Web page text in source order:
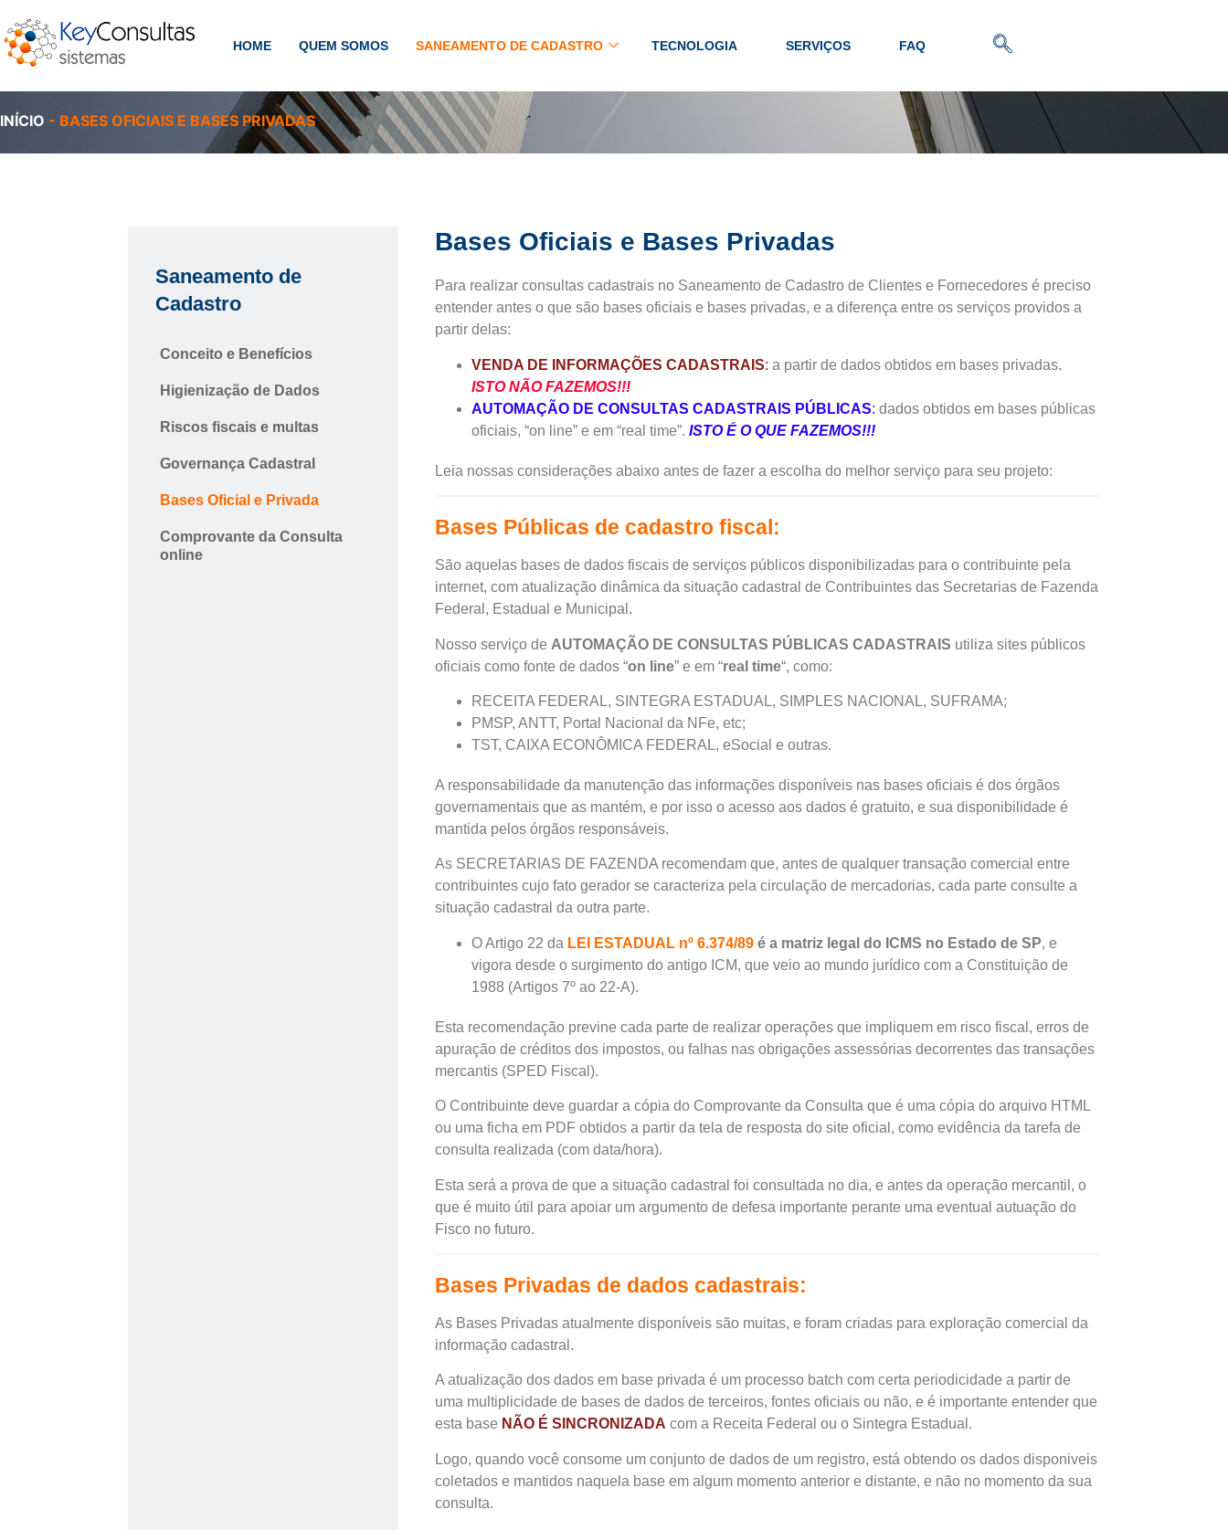
HOME QUEM SOMOS SANEAMENTO DE CADASTRO TECNOLOGIA SERVIÇOS FAQ
INÍCIO - BASES OFICIAIS E BASES PRIVADAS
Saneamento de
Cadastro
Conceito e Benefícios
Higienização de Dados
Riscos fiscais e multas
Governança Cadastral
Bases Oficial e Privada
Comprovante da Consulta
online
Bases Oficiais e Bases Privadas
Para realizar consultas cadastrais no Saneamento de Cadastro de Clientes e Fornecedores é preciso
entender antes o que são bases oficiais e bases privadas, e a diferença entre os serviços providos a
partir delas:
VENDA DE INFORMAÇÕES CADASTRAIS: a partir de dados obtidos em bases privadas.
ISTO NÃO FAZEMOS!!!
AUTOMAÇÃO DE CONSULTAS CADASTRAIS PÚBLICAS: dados obtidos em bases públicas
oficiais, “on line” e em “real time”.ISTO É O QUE FAZEMOS!!!
Leia nossas considerações abaixo antes de fazer a escolha do melhor serviço para seu projeto:
Bases Públicas de cadastro fiscal:
São aquelas bases de dados fiscais de serviços públicos disponibilizadas para o contribuinte pela
internet, com atualização dinâmica da situação cadastral de Contribuintes das Secretarias de Fazenda
Federal, Estadual e Municipal.
Nosso serviço de AUTOMAÇÃO DE CONSULTAS PÚBLICAS CADASTRAIS utiliza sites públicos
oficiais como fonte de dados “on line” e em “real time“, como:
RECEITA FEDERAL, SINTEGRA ESTADUAL, SIMPLES NACIONAL, SUFRAMA;
PMSP, ANTT, Portal Nacional da NFe, etc;
TST, CAIXA ECONÔMICA FEDERAL, eSocial e outras.
A responsabilidade da manutenção das informações disponíveis nas bases oficiais é dos órgãos
governamentais que as mantém, e por isso o acesso aos dados é gratuito, e sua disponibilidade é
mantida pelos órgãos responsáveis.
As SECRETARIAS DE FAZENDA recomendam que, antes de qualquer transação comercial entre
contribuintes cujo fato gerador se caracteriza pela circulação de mercadorias, cada parte consulte a
situação cadastral da outra parte.
O Artigo 22 da LEI ESTADUAL nº 6.374/89é a matriz legal do ICMS no Estado de SP, e
vigora desde o surgimento do antigo ICM, que veio ao mundo jurídico com a Constituição de
1988 (Artigos 7º ao 22-A).
Esta recomendação previne cada parte de realizar operações que impliquem em risco fiscal, erros de
apuração de créditos dos impostos, ou falhas nas obrigações assessórias decorrentes das transações
mercantis (SPED Fiscal).
O Contribuinte deve guardar a cópia do Comprovante da Consulta que é uma cópia do arquivo HTML
ou uma ficha em PDF obtidos a partir da tela de resposta do site oficial, como evidência da tarefa de
consulta realizada (com data/hora).
Esta será a prova de que a situação cadastral foi consultada no dia, e antes da operação mercantil, o
que é muito útil para apoiar um argumento de defesa importante perante uma eventual autuação do
Fisco no futuro.
Bases Privadas de dados cadastrais:
As Bases Privadas atualmente disponíveis são muitas, e foram criadas para exploração comercial da
informação cadastral.
A atualização dos dados em base privada é um processo batch com certa periodicidade a partir de
uma multiplicidade de bases de dados de terceiros, fontes oficiais ou não, e é importante entender que
esta base NÃO É SINCRONIZADA com a Receita Federal ou o Sintegra Estadual.
Logo, quando você consome um conjunto de dados de um registro, está obtendo os dados disponiveis
coletados e mantidos naquela base em algum momento anterior e distante, e não no momento da sua
consulta.